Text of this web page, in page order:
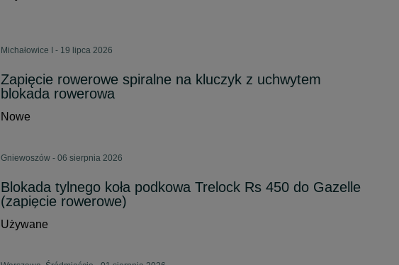
Michałowice I - 19 lipca 2026
Zapięcie rowerowe spiralne na kluczyk z uchwytem
blokada rowerowa
Nowe
Gniewoszów - 06 sierpnia 2026
Blokada tylnego koła podkowa Trelock Rs 450 do Gazelle
(zapięcie rowerowe)
Używane